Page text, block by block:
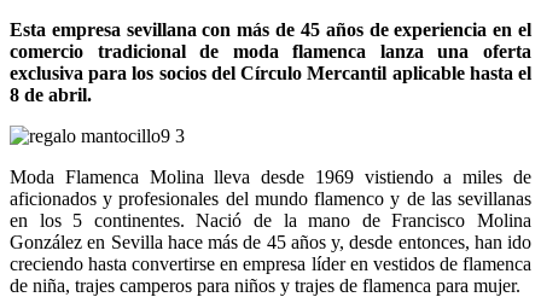
Esta empresa sevillana con más de 45 años de experiencia en el
comercio tradicional de moda flamenca lanza una oferta
exclusiva para los socios del Círculo Mercantil aplicable hasta el
8 de abril.
Moda Flamenca Molina lleva desde 1969 vistiendo a miles de
aficionados y profesionales del mundo flamenco y de las sevillanas
en los 5 continentes. Nació de la mano de Francisco Molina
González en Sevilla hace más de 45 años y, desde entonces, han ido
creciendo hasta convertirse en empresa líder en vestidos de flamenca
de niña, trajes camperos para niños y trajes de flamenca para mujer.